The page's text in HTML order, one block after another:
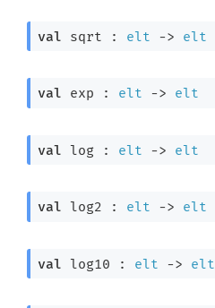
val sqrt : elt -> elt
val exp : elt -> elt
val log : elt -> elt
val log2 : elt -> elt
val log10 : elt -> elt